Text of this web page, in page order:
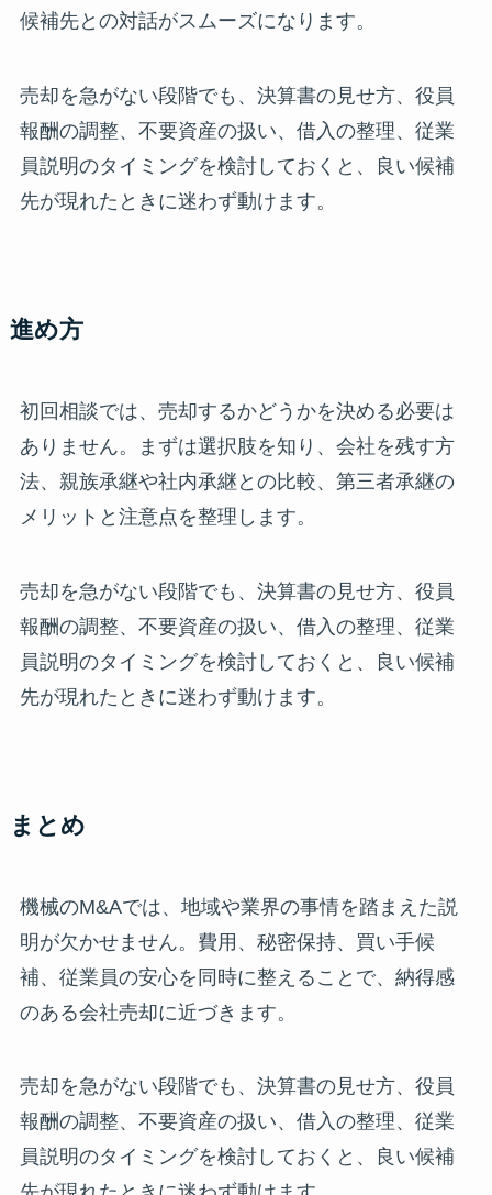
候補先との対話がスムーズになります。
売却を急がない段階でも、決算書の見せ方、役員
報酬の調整、不要資産の扱い、借入の整理、従業
員説明のタイミングを検討しておくと、良い候補
先が現れたときに迷わず動けます。
進め方
初回相談では、売却するかどうかを決める必要は
ありません。まずは選択肢を知り、会社を残す方
法、親族承継や社内承継との比較、第三者承継の
メリットと注意点を整理します。
売却を急がない段階でも、決算書の見せ方、役員
報酬の調整、不要資産の扱い、借入の整理、従業
員説明のタイミングを検討しておくと、良い候補
先が現れたときに迷わず動けます。
まとめ
機械のM&Aでは、地域や業界の事情を踏まえた説
明が欠かせません。費用、秘密保持、買い手候
補、従業員の安心を同時に整えることで、納得感
のある会社売却に近づきます。
売却を急がない段階でも、決算書の見せ方、役員
報酬の調整、不要資産の扱い、借入の整理、従業
員説明のタイミングを検討しておくと、良い候補